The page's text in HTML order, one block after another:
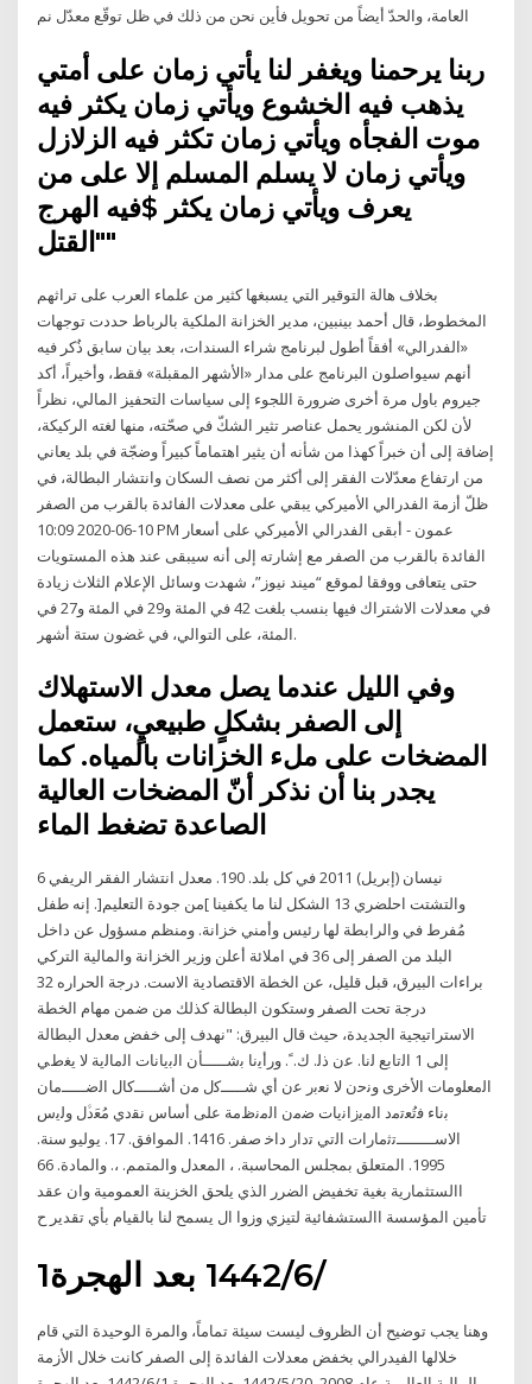
العامة، والحدّ أيضاً من تحويل فأين نحن من ذلك في ظل توقّع معدّل نم
ربنا يرحمنا ويغفر لنا يأتي زمان على أمتي
يذهب فيه الخشوع ويأتي زمان يكثر فيه
موت الفجأه ويأتي زمان تكثر فيه الزلازل
ويأتي زمان لا يسلم المسلم إلا على من
يعرف ويأتي زمان يكثر $فيه الهرج
"القتل"
بخلاف هالة التوقير التي يسبغها كثير من علماء العرب على تراثهم
المخطوط، قال أحمد بينبين، مدير الخزانة الملكية بالرباط حددت توجهات
«الفدرالي» أفقاً أطول لبرنامج شراء السندات، بعد بيان سابق ذُكر فيه
أنهم سيواصلون البرنامج على مدار «الأشهر المقبلة» فقط، وأخيراً، أكد
جيروم باول مرة أخرى ضرورة اللجوء إلى سياسات التحفيز المالي، نظراً
لأن لكن المنشور يحمل عناصر تثير الشكّ في صحّته، منها لغته الركيكة،
إضافة إلى أن خبراً كهذا من شأنه أن يثير اهتماماً كبيراً وضجّة في بلد يعاني
من ارتفاع معدّلات الفقر إلى أكثر من نصف السكان وانتشار البطالة، في
ظلّ أزمة الفدرالي الأميركي يبقي على معدلات الفائدة بالقرب من الصفر
10-06-2020 10:09 PM عمون - أبقى الفدرالي الأميركي على أسعار
الفائدة بالقرب من الصفر مع إشارته إلى أنه سيبقى عند هذه المستويات
حتى يتعافى ووفقا لموقع “ميند نيوز”، شهدت وسائل الإعلام الثلاث زيادة
في معدلات الاشتراك فيها بنسب بلغت 42 في المئة و29 في المئة و27 في
المئة، على التوالي، في غضون ستة أشهر.
وفي الليل عندما يصل معدل الاستهلاك
إلى الصفر بشكلٍ طبيعيٍ، ستعمل
المضخات على ملء الخزانات بالمياه. كما
يجدر بنا أن نذكر أنّ المضخات العالية
6 نيسان (إبريل) 2011 في كل بلد. 190. معدل انتشار الفقر الريفي
والتشتت احلضري 13 الشكل لنا ما يكفينا ]من جودة التعليم[. إنه طفل
مُفرط في والرابطة لها رئيس وأمني خزانة. ومنظم مسؤول عن داخل
البلد من الصفر إلى 36 في املائة أعلن وزير الخزانة والمالية التركي
براءات البيرق، قبل قليل، عن الخطة الاقتصادية الاست. درجة الحراره 32
درجة تحت الصفر وستكون البطالة كذلك من ضمن مهام الخطة
الاستراتيجية الجديدة، حيث قال البيرق: "نهدف إلى خفض معدل البطالة
إلى 1 اﻟﺗﺎﺑﻊ ﻟﻧﺎ. ﻋن ذﻟ. ك. ً. ورأﻳﻧﺎ ﺑﺷـــــﺄن اﻟﺑﻳﺎﻧﺎت اﻟﻣﺎﻟﻳﺔ ﻻ ﻳﻐطﻲ
اﻟﻣﻌﻠوﻣﺎت اﻷﺧرى وﻧﺣن ﻻ ﻧﻌﺑر ﻋن أي ﺷـــــﻛﻝ ﻣن أﺷـــــﻛﺎﻝ اﻟﺿـــــﻣﺎن
ﺑﻧﺎء ﻓﺗُﻌﺗﻣد اﻟﻣﻳزاﻧﻳﺎت ﺿﻣن اﻟﻣﻧظﻣﺔ ﻋﻠﻰ أﺳﺎس ﻧﻘدي ﻣُﻌَدﱠﻝ وﻟﻳس
اﻻﺳــــــــﺗﺛﻣﺎرات اﻟﺗﻲ ﺗدار داﺧ صفر. 1416. الموافق. 17. يوليو سنة.
1995. المتعلق بمجلس المحاسبة. ، المعدل والمتمم. ،. والمادة. 66
االستثمارية بغية تخفيض الضرر الذي يلحق الخزينة العمومية وان عقد
تأمين المؤسسة االستشفائية لتيزي وزوا ال يسمح لنا بالقيام بأي تقدير ح
1‏‏/6‏‏/1442 بعد الهجرة
وهنا يجب توضيح أن الظروف ليست سيئة تماماً، والمرة الوحيدة التي قام
خلالها الفيدرالي بخفض معدلات الفائدة إلى الصفر كانت خلال الأزمة